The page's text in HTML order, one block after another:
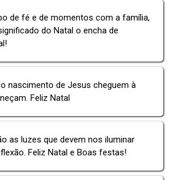
de fé e de momentos com a família,
do Natal o encha de
nascimento de Jesus cheguem à
Feliz Natal
as luzes que devem nos iluminar
Feliz Natal e Boas festas!